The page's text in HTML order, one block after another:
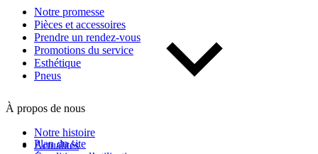
Notre promesse
Pièces et accessoires
Prendre un rendez-vous
Promotions du service
Esthétique
Pneus
À propos de nous
Notre histoire
Actualités
Plan du site